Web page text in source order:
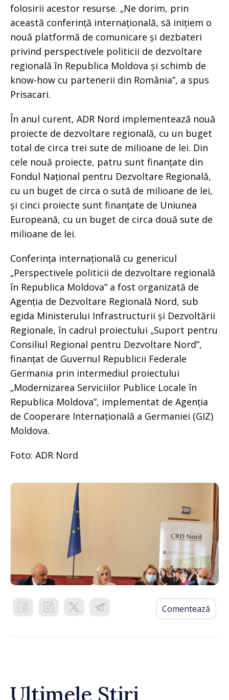
folosirii acestor resurse. „Ne dorim, prin
această conferință internațională, să inițiem o
nouă platformă de comunicare și dezbateri
privind perspectivele politicii de dezvoltare
regională în Republica Moldova și schimb de
know-how cu partenerii din România”, a spus
Prisacari.
În anul curent, ADR Nord implementează nouă
proiecte de dezvoltare regională, cu un buget
total de circa trei sute de milioane de lei. Din
cele nouă proiecte, patru sunt finanțate din
Fondul Național pentru Dezvoltare Regională,
cu un buget de circa o sută de milioane de lei,
și cinci proiecte sunt finanțate de Uniunea
Europeană, cu un buget de circa două sute de
milioane de lei.
Conferința internațională cu genericul
„Perspectivele politicii de dezvoltare regională
în Republica Moldova” a fost organizată de
Agenția de Dezvoltare Regională Nord, sub
egida Ministerului Infrastructurii și Dezvoltării
Regionale, în cadrul proiectului „Suport pentru
Consiliul Regional pentru Dezvoltare Nord”,
finanțat de Guvernul Republicii Federale
Germania prin intermediul proiectului
„Modernizarea Serviciilor Publice Locale în
Republica Moldova”, implementat de Agenția
de Cooperare Internațională a Germaniei (GIZ)
Moldova.
Foto: ADR Nord
Comentează
Ultimele Știri